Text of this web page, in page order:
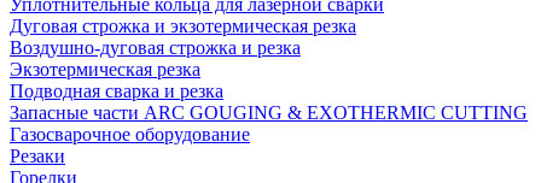
Уплотнительные кольца для лазерной сварки
Дуговая строжка и экзотермическая резка
Воздушно-дуговая строжка и резка
Экзотермическая резка
Подводная сварка и резка
Запасные части ARC GOUGING & EXOTHERMIC CUTTING
Газосварочное оборудование
Резаки
Горелки